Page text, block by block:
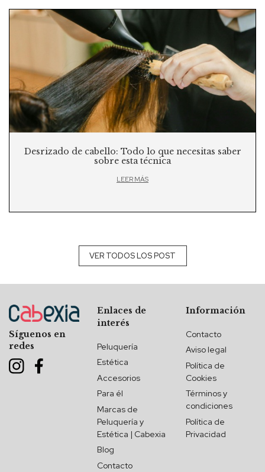
Desrizado de cabello: Todo lo que necesitas saber
sobre esta técnica
LEER MÁS
VER TODOS LOS POST
Síguenos en
redes
Enlaces de
interés
Peluquería
Estética
Accesorios
Para él
Marcas de
Peluquería y
Estética | Cabexia
Blog
Contacto
Información
Contacto
Aviso legal
Política de
Cookies
Términos y
condiciones
Política de
Privacidad